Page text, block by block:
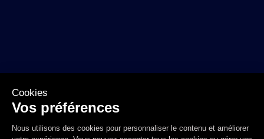
Cookies
Vos préférences
Nous utilisons des cookies pour personnaliser le contenu et améliorer